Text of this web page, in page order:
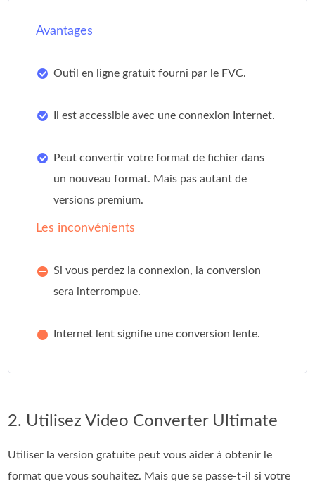
Avantages
Outil en ligne gratuit fourni par le FVC.
Il est accessible avec une connexion Internet.
Peut convertir votre format de fichier dans
un nouveau format. Mais pas autant de
versions premium.
Les inconvénients
Si vous perdez la connexion, la conversion
sera interrompue.
Internet lent signifie une conversion lente.
2. Utilisez Video Converter Ultimate
Utiliser la version gratuite peut vous aider à obtenir le
format que vous souhaitez. Mais que se passe‑t‑il si votre